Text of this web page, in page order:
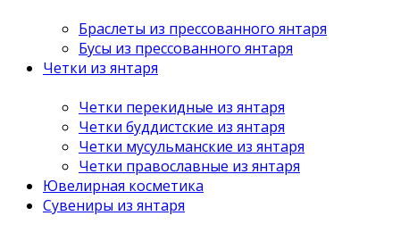
Браслеты из прессованного янтаря
Бусы из прессованного янтаря
Четки из янтаря
Четки перекидные из янтаря
Четки буддистские из янтаря
Четки мусульманские из янтаря
Четки православные из янтаря
Ювелирная косметика
Сувениры из янтаря